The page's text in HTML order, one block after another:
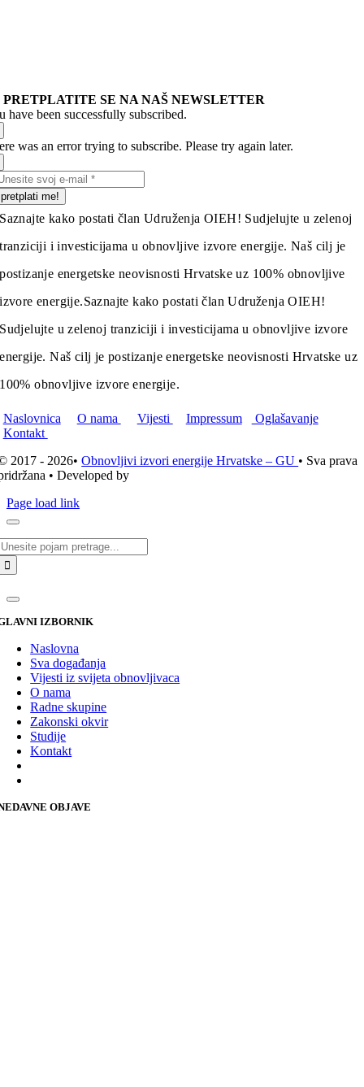
PRETPLATITE SE NA NAŠ NEWSLETTER
have been successfully subscribed.
was an error trying to subscribe. Please try again later.
pretplati me!
Saznajte kako postati član Udruženja OIEH! Sudjelujte u zelenoj
tranziciji i investicijama u obnovljive izvore energije. Naš cilj je
postizanje energetske neovisnosti Hrvatske uz 100% obnovljive
izvore energije.Saznajte kako postati član Udruženja OIEH!
Sudjelujte u zelenoj tranziciji i investicijama u obnovljive izvore
energije. Naš cilj je postizanje energetske neovisnosti Hrvatske uz
100% obnovljive izvore energije.
Naslovnica O nama Vijesti Impressum
Oglašavanje
Kontakt
2017 - 2026•Obnovljivi izvori energije Hrvatske – GU • Sva prava
• Developed by
Page load link
IZBORNIK
Naslovna
Sva događanja
Vijesti iz svijeta obnovljivaca
O nama
Radne skupine
Zakonski okvir
Studije
Kontakt
OBJAVE